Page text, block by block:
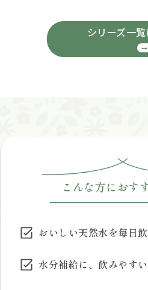
シリーズ一
こんな方におす
おいしい天然水を毎日
水分補給に、飲みやす